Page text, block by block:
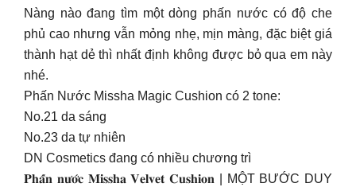
Nàng nào đang tìm một dòng phấn nước có độ che
phủ cao nhưng vẫn mỏng nhẹ, mịn màng, đặc biệt giá
thành hạt dẻ thì nhất định không được bỏ qua em này
nhé.
Phấn Nước Missha Magic Cushion có 2 tone:
️No.21 da sáng
️No.23 da tự nhiên
DN Cosmetics đang có nhiều chương trì
𝐏𝐡𝐚̂́𝐧 𝐧𝐮̛𝐨̛́𝐜 𝐌𝐢𝐬𝐬𝐡𝐚 𝐕𝐞𝐥𝐯𝐞𝐭 𝐂𝐮𝐬𝐡𝐢𝐨𝐧 | MỘT BƯỚC DUY